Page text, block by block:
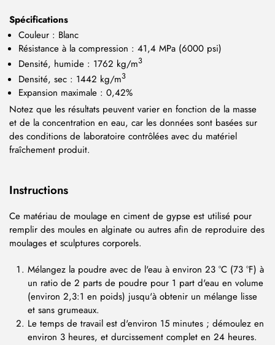
Spécifications
Couleur : Blanc
Résistance à la compression : 41,4 MPa (6000 psi)
Densité, humide : 1762 kg/m3
Densité, sec : 1442 kg/m3
Expansion maximale : 0,42%
Notez que les résultats peuvent varier en fonction de la masse
et de la concentration en eau, car les données sont basées sur
des conditions de laboratoire contrôlées avec du matériel
fraîchement produit.
Instructions
Ce matériau de moulage en ciment de gypse est utilisé pour
remplir des moules en alginate ou autres afin de reproduire des
moulages et sculptures corporels.
Mélangez la poudre avec de l'eau à environ 23 °C (73 °F) à
un ratio de 2 parts de poudre pour 1 part d'eau en volume
(environ 2,3:1 en poids) jusqu'à obtenir un mélange lisse
et sans grumeaux.
Le temps de travail est d'environ 15 minutes ; démoulez en
environ 3 heures, et durcissement complet en 24 heures.